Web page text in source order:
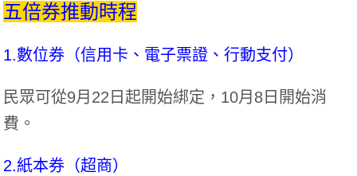
五倍券推動時程
1.數位券（信用卡、電子票證、行動支付）
民眾可從9月22日起開始綁定，10月8日開始消
費。
2.紙本券（超商）